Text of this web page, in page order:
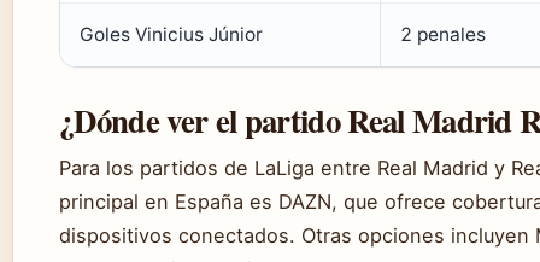
Goles Vinicius Júnior 2 penales
¿Dónde ver el partido Real Madrid
Para los partidos de LaLiga entre Real Madrid y
principal en España es DAZN, que ofrece
dispositivos conectados. Otras opciones incluyen